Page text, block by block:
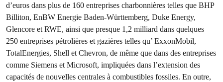
d’euros dans plus de 160 entreprises charbonnières telles que BHP
Billiton, EnBW Energie Baden-Württemberg, Duke Energy,
Glencore et RWE, ainsi que presque 1,2 milliard dans quelques
250 entreprises pétrolières et gazières telles qu’ ExxonMobil,
TotalEnergies, Shell et Chevron, de même que dans des entreprises
comme Siemens et Microsoft, impliquées dans l’extension des
capacités de nouvelles centrales à combustibles fossiles. En outre,